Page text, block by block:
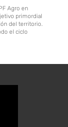
Agro en
primordial
del territorio.
el ciclo